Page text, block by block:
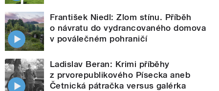
František Niedl: Zlom stínu. Příběh
o návratu do vydrancovaného domova
v poválečném pohraničí
Ladislav Beran: Krimi příběhy
z prvorepublikového Písecka aneb
Četnická pátračka versus galérka